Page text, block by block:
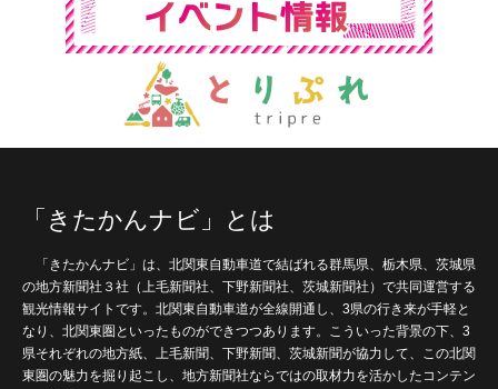
「きたかんナビ」とは
「きたかんナビ」は、北関東自動車道で結ばれる群馬県、栃木県、茨城県
の地方新聞社３社（上毛新聞社、下野新聞社、茨城新聞社）で共同運営する
観光情報サイトです。北関東自動車道が全線開通し、3県の行き来が手軽と
なり、北関東圏といったものができつつあります。こういった背景の下、3
県それぞれの地方紙、上毛新聞、下野新聞、茨城新聞が協力して、この北関
東圏の魅力を掘り起こし、地方新聞社ならではの取材力を活かしたコンテン